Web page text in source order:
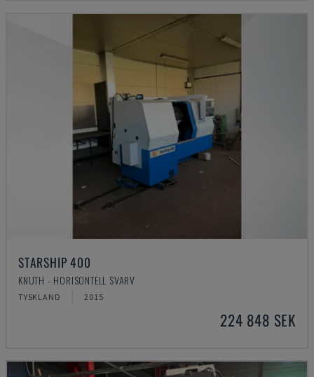
STARSHIP 400
KNUTH - HORISONTELL SVARV
TYSKLAND 2015
224 848 SEK